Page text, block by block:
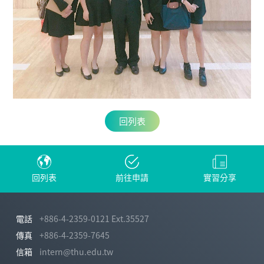
回列表
回列表 前往申請 實習分享
電話
+886-4-2359-0121 Ext.35527
傳真
+886-4-2359-7645
信箱
intern@thu.edu.tw